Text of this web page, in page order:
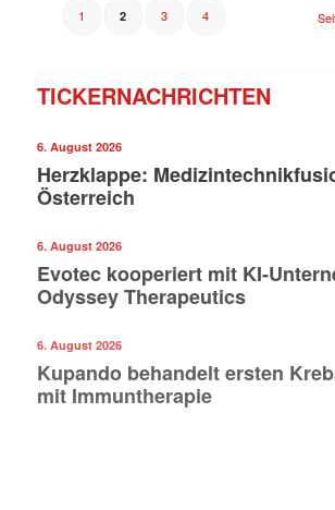
1 2 3 4
TICKERNACHRICHTEN
6. August 2026
Herzklappe:
Österreich
6. August 2026
Evotec kooperiert mit KI-
Odyssey Therapeutics
6. August 2026
Kupando behandelt ersten
mit Immuntherapie